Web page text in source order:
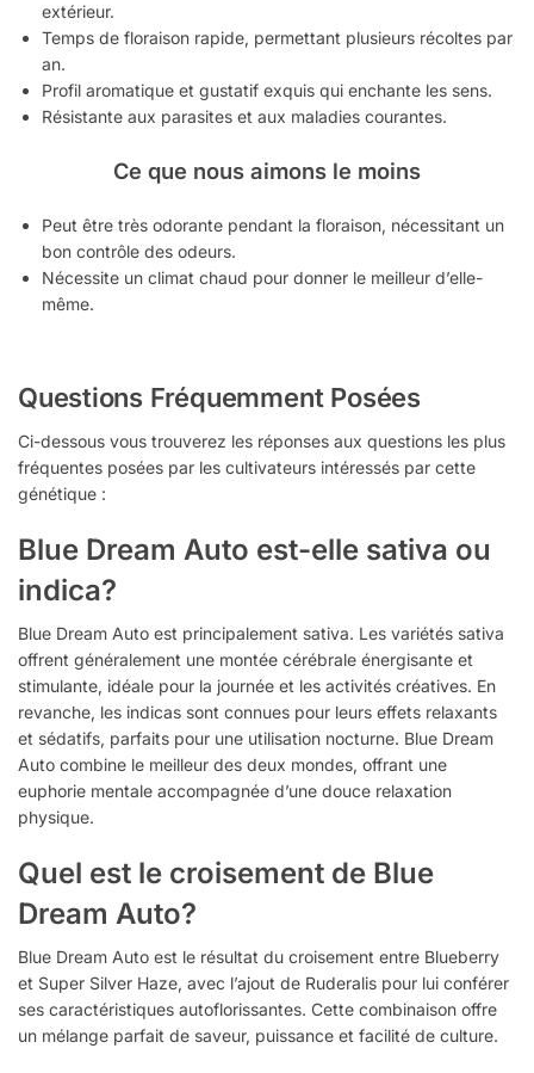
extérieur.
Temps de floraison rapide, permettant plusieurs récoltes par
an.
Profil aromatique et gustatif exquis qui enchante les sens.
Résistante aux parasites et aux maladies courantes.
Ce que nous aimons le moins
Peut être très odorante pendant la floraison, nécessitant un
bon contrôle des odeurs.
Nécessite un climat chaud pour donner le meilleur d’elle-
même.
Questions Fréquemment Posées
Ci-dessous vous trouverez les réponses aux questions les plus
fréquentes posées par les cultivateurs intéressés par cette
génétique :
Blue Dream Auto est-elle sativa ou
indica?
Blue Dream Auto est principalement sativa. Les variétés sativa
offrent généralement une montée cérébrale énergisante et
stimulante, idéale pour la journée et les activités créatives. En
revanche, les indicas sont connues pour leurs effets relaxants
et sédatifs, parfaits pour une utilisation nocturne. Blue Dream
Auto combine le meilleur des deux mondes, offrant une
euphorie mentale accompagnée d’une douce relaxation
physique.
Quel est le croisement de Blue
Dream Auto?
Blue Dream Auto est le résultat du croisement entre Blueberry
et Super Silver Haze, avec l’ajout de Ruderalis pour lui conférer
ses caractéristiques autoflorissantes. Cette combinaison offre
un mélange parfait de saveur, puissance et facilité de culture.